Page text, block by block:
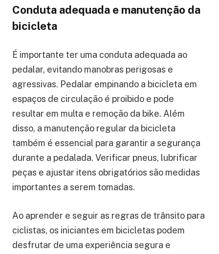
Conduta adequada e manutenção da
bicicleta
É importante ter uma conduta adequada ao
pedalar, evitando manobras perigosas e
agressivas. Pedalar empinando a bicicleta em
espaços de circulação é proibido e pode
resultar em multa e remoção da bike. Além
disso, a manutenção regular da bicicleta
também é essencial para garantir a segurança
durante a pedalada. Verificar pneus, lubrificar
peças e ajustar itens obrigatórios são medidas
importantes a serem tomadas.
Ao aprender e seguir as regras de trânsito para
ciclistas, os iniciantes em bicicletas podem
desfrutar de uma experiência segura e